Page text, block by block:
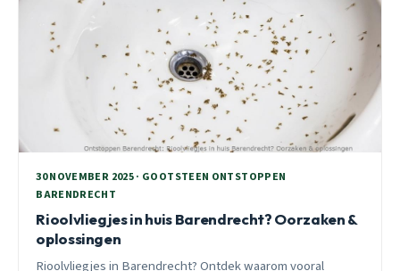
30 NOVEMBER 2025 · GOOTSTEEN ONTSTOPPEN
BARENDRECHT
Rioolvliegjes in huis Barendrecht? Oorzaken &
oplossingen
Rioolvliegjes in Barendrecht? Ontdek waarom vooral